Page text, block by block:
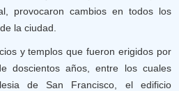
provocaron cambios en todos los
la ciudad.
y templos que fueron erigidos por
doscientos años, entre los cuales
de San Francisco, el edificio